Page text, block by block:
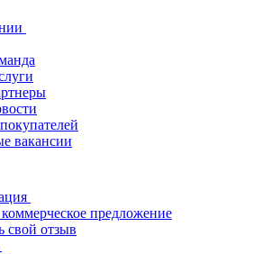
вакансии
коммерческое предложение
свой отзыв